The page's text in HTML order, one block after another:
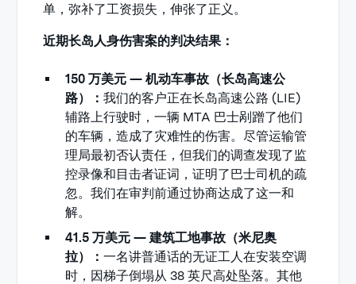
单，弥补了工资损失，伸张了正义。
近期长岛人身伤害案的判决结果：
150 万美元 — 机动车事故（长岛高速公
路）：我们的客户正在长岛高速公路 (LIE)
辅路上行驶时，一辆 MTA 巴士剐蹭了他们
的车辆，造成了灾难性的伤害。尽管运输管
理局最初否认责任，但我们的调查发现了监
控录像和目击者证词，证明了巴士司机的疏
忽。我们在审判前通过协商达成了这一和
解。
41.5 万美元 — 建筑工地事故（米尼奥
拉）：一名讲普通话的无证工人在安装空调
时，因梯子倒塌从 38 英尺高处坠落。其他